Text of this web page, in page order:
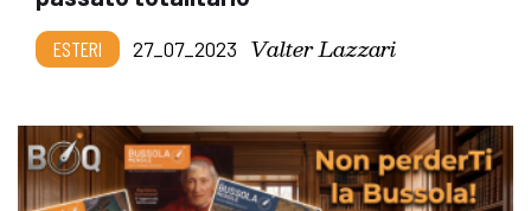
ESTERI 27_07_2023 Valter Lazzari